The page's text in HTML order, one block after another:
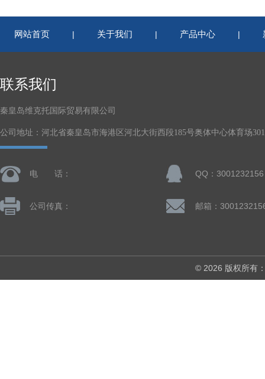
网站首页 | 关于我们 | 产品中心 |
联系我们
秦皇岛维克托国际贸易有限公司
公司地址：河北省秦皇岛市海港区河北大街西段185号奥体中心体育场
电 话： QQ：3001232156
公司传真： 邮箱：
© 2026 版权所有